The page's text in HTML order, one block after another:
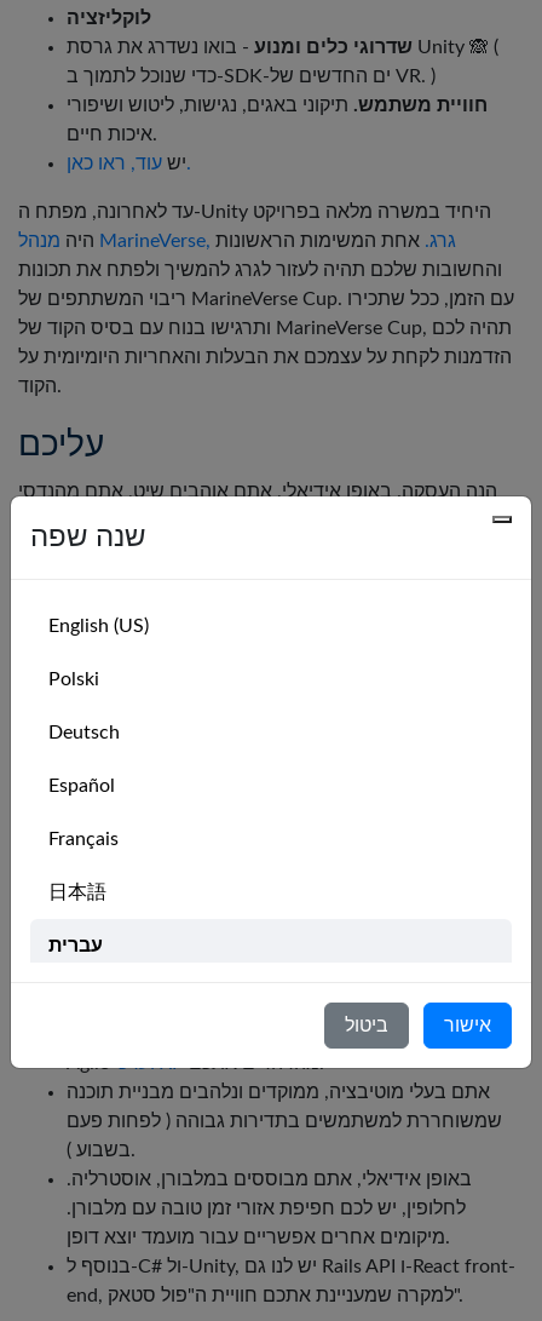
לוקליזציה
שדרוגי כלים ומנוע - בואו נשדרג את גרסת Unity 🙈 (
כדי שנוכל לתמוך ב-SDK-ים החדשים של VR. )
חוויית משתמש. תיקוני באגים, נגישות, ליטוש ושיפורי
איכות חיים.
ישעוד, ראו כאן.
עד לאחרונה, מפתח ה-Unity היחיד במשרה מלאה בפרויקט
היה
מנהל MarineVerse, גרג. אחת המשימות הראשונות
והחשובות שלכם תהיה לעזור לגרג להמשיך ולפתח את תכונות
ריבוי המשתתפים של MarineVerse Cup. עם הזמן, ככל שתכירו
ותרגישו בנוח עם בסיס הקוד של MarineVerse Cup, תהיה לכם
הזדמנות לקחת על עצמכם את הבעלות והאחריות היומיומית על
הקוד.
עליכם
הנה העסקה. באופן אידיאלי, אתם אוהבים שיט, אתם מהנדסי
Unity עבור Quest. בסדר, לאף אחד אין כל כך הרבה שנות
בשבילכם!
אתם יכולים לבצע ריפקטורינג של קוד בבטחה.
אתם נהנים לעבוד בצורה שיתופית ואיטרטיבית. מניפסט
אתם בעלי מוטיבציה, ממוקדים ונלהבים מבניית תוכנה
שמשוחררת למשתמשים בתדירות גבוהה ( לפחות פעם
בשבוע ).
באופן אידיאלי, אתם מבוססים במלבורן, אוסטרליה.
לחלופין, יש לכם חפיפת אזורי זמן טובה עם מלבורן.
מיקומים אחרים אפשריים עבור מועמד יוצא דופן.
בנוסף ל-C# ול-Unity, יש לנו גם Rails API ו-React front-
end, למקרה שמעניינת אתכם חוויית ה"פול סטאק".
שנה שפה
English (US)
Polski
Deutsch
Español
Français
日本語
עברית
Svenska
ביטול אישור